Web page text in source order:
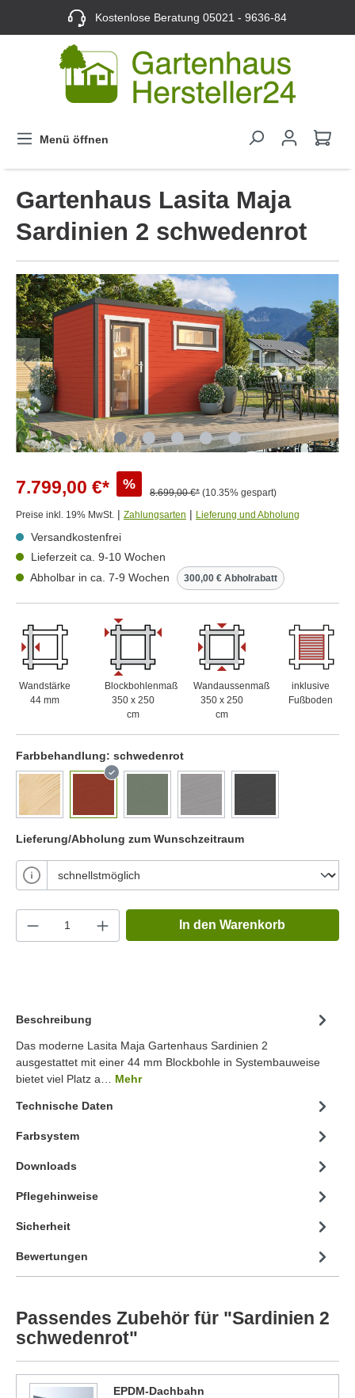
Kostenlose Beratung05021 - 9636-84
Menü öffnen
Gartenhaus Lasita Maja
Sardinien 2 schwedenrot
7.799,00 €* %
8.699,00 €* (10.35% gespart)
Preise inkl. 19% MwSt. | Zahlungsarten | Lieferung und Abholung
Versandkostenfrei
Lieferzeit ca. 9-10 Wochen
Abholbar in ca. 7-9 Wochen
300,00 € Abholrabatt
Wandstärke
44 mm
Blockbohlenmaß
350 x 250
cm
Wandaussenmaß
350 x 250
cm
inklusive
Fußboden
Farbbehandlung: schwedenrot
Lieferung/Abholung zum Wunschzeitraum
In den Warenkorb
Beschreibung
Das moderne Lasita Maja Gartenhaus Sardinien 2
ausgestattet mit einer 44 mm Blockbohle in Systembauweise
bietet viel Platz a… Mehr
Technische Daten
Farbsystem
Downloads
Pflegehinweise
Sicherheit
Bewertungen
Passendes Zubehör für "Sardinien 2
schwedenrot"
EPDM-Dachbahn